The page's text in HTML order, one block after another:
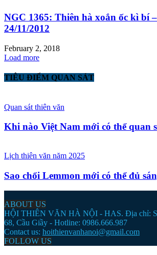
NGC 1365: Thiên hà xoắn ốc kì bí
24/11/2012
February 2, 2018
Load more
TIÊU ĐIỂM QUAN SÁT
Quan sát thiên văn
Khi nào Việt Nam mới có thể quan
Lịch thiên văn năm 2025
Sao chổi Lemmon mới có thể đủ
ABOUT US
HỘI THIÊN VĂN HÀ NỘI - HAS. Địa chỉ:
68, Cầu Giầy - Hotline: 0986.666.987
Contact us: hoithienvanhanoi@gmail.com
FOLLOW US